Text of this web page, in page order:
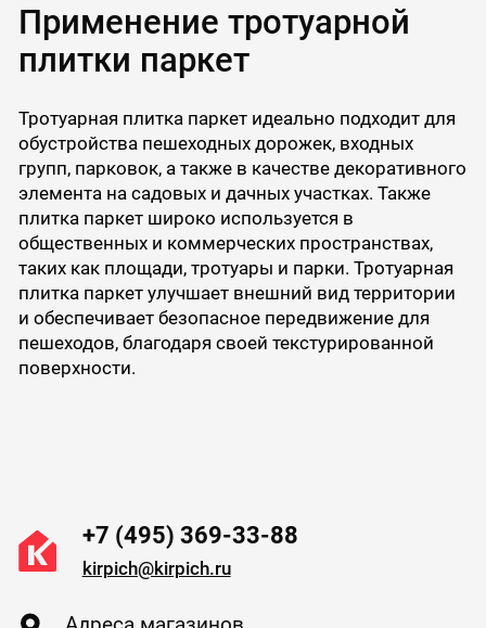
Применение тротуарной
плитки паркет
Тротуарная плитка паркет идеально подходит для
обустройства пешеходных дорожек, входных
групп, парковок, а также в качестве декоративного
элемента на садовых и дачных участках. Также
плитка паркет широко используется в
общественных и коммерческих пространствах,
таких как площади, тротуары и парки. Тротуарная
плитка паркет улучшает внешний вид территории
и обеспечивает безопасное передвижение для
пешеходов, благодаря своей текстурированной
поверхности.
+7 (495) 369-33-88
kirpich@kirpich.ru